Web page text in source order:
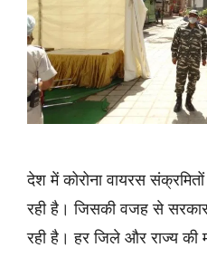
देश में कोरोना वायरस
रही है। जिसकी वजह से
रही है। हर जिले और राज्य की